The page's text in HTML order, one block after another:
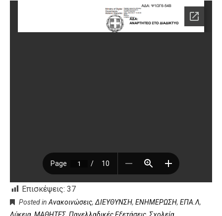
Επισκέψεις: 37
Posted in Ανακοινώσεις, ΔΙΕΥΘΥΝΣΗ, ΕΝΗΜΕΡΩΣΗ, ΕΠΑ.Λ,